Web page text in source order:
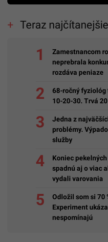
Teraz najčítanejšie
Zamestnancom
neprebrala
rozdáva peniaze
68-ročný
10-20-30. Trvá
Jedna z
problémy.
služby
Koniec
spadnú aj o viac
vydali varovania
Odložil som si 70
Experiment
nespomínajú